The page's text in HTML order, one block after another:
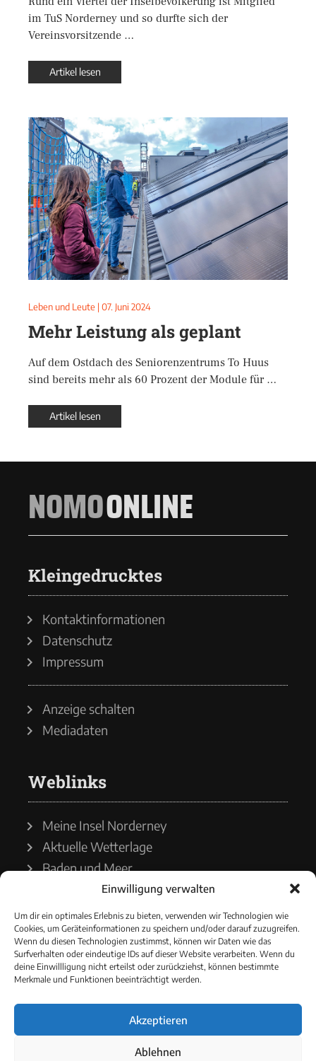
Einwilligung verwalten
Um dir ein optimales Erlebnis zu bieten, verwenden wir Technologien wie
Cookies, um Geräteinformationen zu speichern und/oder darauf zuzugreifen.
Wenn du diesen Technologien zustimmst, können wir Daten wie das
Surfverhalten oder eindeutige IDs auf dieser Website verarbeiten. Wenn du
deine Einwillligung nicht erteilst oder zurückziehst, können bestimmte
Merkmale und Funktionen beeinträchtigt werden.
Akzeptieren
Ablehnen
im TuS Norderney und so durfte sich der
Vereinsvorsitzende …
Artikel lesen
Leben und Leute | 07. Juni 2024
Mehr Leistung als geplant
Auf dem Ostdach des Seniorenzentrums To Huus
sind bereits mehr als 60 Prozent der Module für …
Artikel lesen
NOMOONLINE
Kleingedrucktes
Kontaktinformationen
Datenschutz
Impressum
Anzeige schalten
Mediadaten
Weblinks
Meine Insel Norderney
Aktuelle Wetterlage
Baden und Meer
Wetterdienst
Wasserstände
Schiffsverkehr